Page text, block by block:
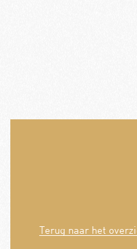
Terug naar het